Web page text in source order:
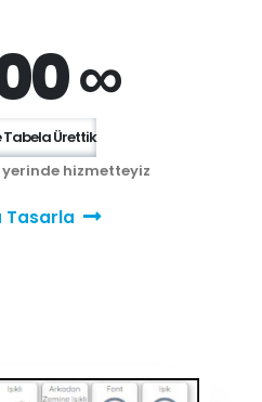
∞
Tabela Ürettik
hizmetteyiz
Tasarla